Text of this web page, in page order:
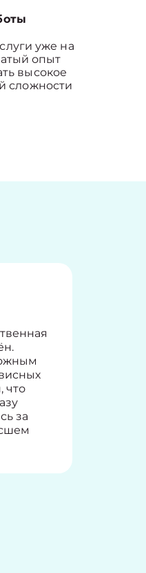
уже на
опыт
высокое
сложности
что
за